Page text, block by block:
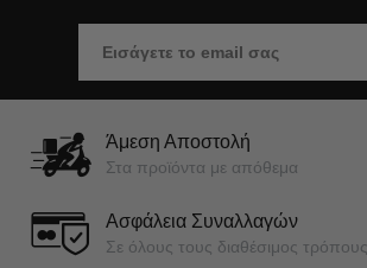
Άμεση Αποστολή
Στα προϊόντα με απόθεμα
Ασφάλεια Συναλλαγών
Σε όλους τους διαθέσιμος τρόπους